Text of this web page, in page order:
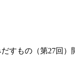
すもの（第27回）